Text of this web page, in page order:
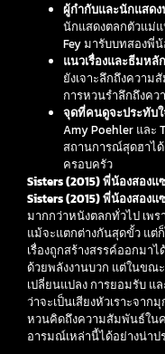
ผู้กำกับและนักแสดง
นักแสดงตลกตัวแม่แ
Fey มารับบทสองพี่
แนวเรื่องและธีมหลั
ยังเจาะลึกถึงควา
การหวนรำลึกถึงค
จุดที่คนดูจะประทับ
Amy Poehler และ
สถานการณ์สุดฮาไ
ครอบครัว
Sisters (2015) พี่น้องสอง
Sisters (2015) พี่น้องสองแ
มากกว่าหนังตลกทั่วไป เพ
แม้จะแตกต่างกันสุดขั้ว แต่
เรื่องถูกสร้างสรรค์ออกมา
ด้วยพลังงานบวก แต่ในขณ
เปลี่ยนแปลง การยอมรับ แ
ว่าจะเป็นเสียงหัวเราะจาก
หวนคิดถึงความสัมพันธ์ใน
อารมณ์เหล่านี้ได้อย่างน่าป